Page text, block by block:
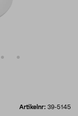
Artikelnr: 39-5145